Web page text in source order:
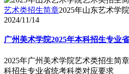
艺术类招生简章2025年山东艺术学
2024/11/14
广州美术学院2025年本科招生专业
2025年广州美术学院艺术类招生简
科招生专业省统考科类对应要求